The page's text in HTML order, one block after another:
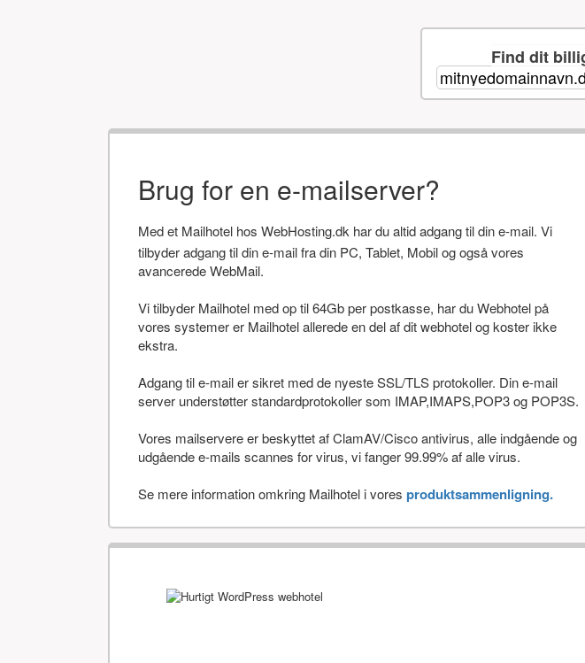
Find dit
Brug for en e-mailserver?
Med et Mailhotel hos WebHosting.dk har du altid adgang til din e-mail. Vi
tilbyder adgang til din e-mail fra din PC, Tablet, Mobil og også vores
avancerede WebMail.
Vi tilbyder Mailhotel med op til 64Gb per postkasse, har du Webhotel på
vores systemer er Mailhotel allerede en del af dit webhotel og koster ikke
ekstra.
Adgang til e-mail er sikret med de nyeste SSL/TLS protokoller. Din e-mail
server understøtter standardprotokoller som IMAP,IMAPS,POP3 og POP3S.
Vores mailservere er beskyttet af ClamAV/Cisco antivirus, alle indgående og
udgående e-mails scannes for virus, vi fanger 99.99% af alle virus.
Se mere information omkring Mailhotel i vores produktsammenligning.